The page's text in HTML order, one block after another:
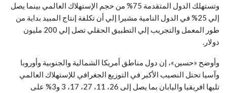
وتستهلك الدول المتقدمة 75% من حجم الإستهلاك العالمي بينما يصل
إلي 25% في الدول النامية مشيرا إلي أن تكلفة إنتاج المبيد بداية من
طور المعمل والتجريب إلي التطبيق الحقلي تصل إلي 200 مليون
دولار.
وأوضح «حسين»، إن دول مناطق أمريكا الشمالية والجنوبية وأوروبا
وآسيا تحتل النصيب الأكبر في التوزيع الجغرافي للإستهلاك العالمي
تليها افريقيا واليابان بما يصل إلى 26، 11، 27، 17، 3 و3% على